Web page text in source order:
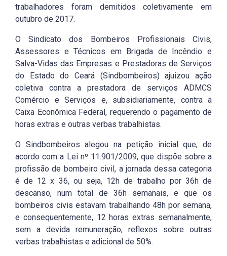
trabalhadores foram demitidos coletivamente em
outubro de 2017.
O Sindicato dos Bombeiros Profissionais Civis,
Assessores e Técnicos em Brigada de Incêndio e
Salva-Vidas das Empresas e Prestadoras de Serviços
do Estado do Ceará (Sindbombeiros) ajuizou ação
coletiva contra a prestadora de serviços ADMCS
Comércio e Serviços e, subsidiariamente, contra a
Caixa Econômica Federal, requerendo o pagamento de
horas extras e outras verbas trabalhistas.
O Sindbombeiros alegou na petição inicial que, de
acordo com a Lei nº 11.901/2009, que dispõe sobre a
profissão de bombeiro civil, a jornada dessa categoria
é de 12 x 36, ou seja, 12h de trabalho por 36h de
descanso, num total de 36h semanais, e que os
bombeiros civis estavam trabalhando 48h por semana,
e consequentemente, 12 horas extras semanalmente,
sem a devida remuneração, reflexos sobre outras
verbas trabalhistas e adicional de 50%.